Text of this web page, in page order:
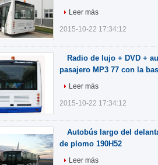
Leer más
2015-10-22 17:34:12
Radio de lujo + DVD +
pasajero MP3 77 con la
Leer más
2015-10-22 17:34:12
Autobús largo del
de plomo 190H52
Leer más